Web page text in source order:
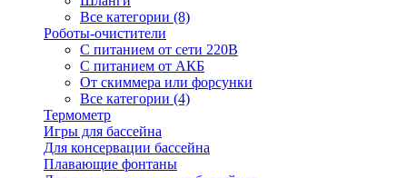
Все категории (8)
Роботы-очистители
С питанием от сети 220В
С питанием от АКБ
От скиммера или форсунки
Все категории (4)
Термометр
Игры для бассейна
Для консервации бассейна
Плавающие фонтаны